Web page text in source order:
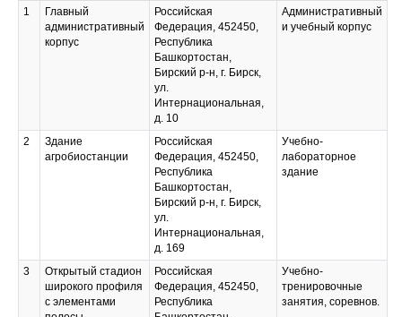
1
Главный
административный
корпус
Российская
Федерация, 452450,
Республика
Башкортостан,
Бирский р-н, г. Бирск,
ул.
Интернациональная,
д. 10
Административный
и учебный корпус
2
Здание
агробиостанции
Российская
Федерация, 452450,
Республика
Башкортостан,
Бирский р-н, г. Бирск,
ул.
Интернациональная,
д. 169
Учебно-
лабораторное
здание
3
Открытый стадион
широкого профиля
с элементами
Российская
Федерация, 452450,
Республика
Учебно-
тренировочные
занятия, соревнов.